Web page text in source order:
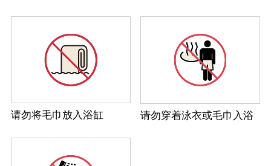
请勿将毛巾放入浴缸 请勿穿着泳衣或毛巾入浴